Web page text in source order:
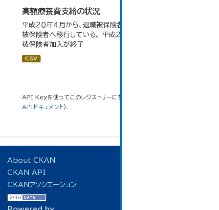
高額療養費支給の状況
平成２０年４月から、退職被保険者のうち６５歳以上が一般
被保険者へ移行している。 平成２７年４月から、新規の退職
被保険者加入が終了
CSV
API Keyを使ってこのレジストリーにもアクセス可能です
APIドキュメント).
About CKAN
CKAN API
CKANアソシエーション